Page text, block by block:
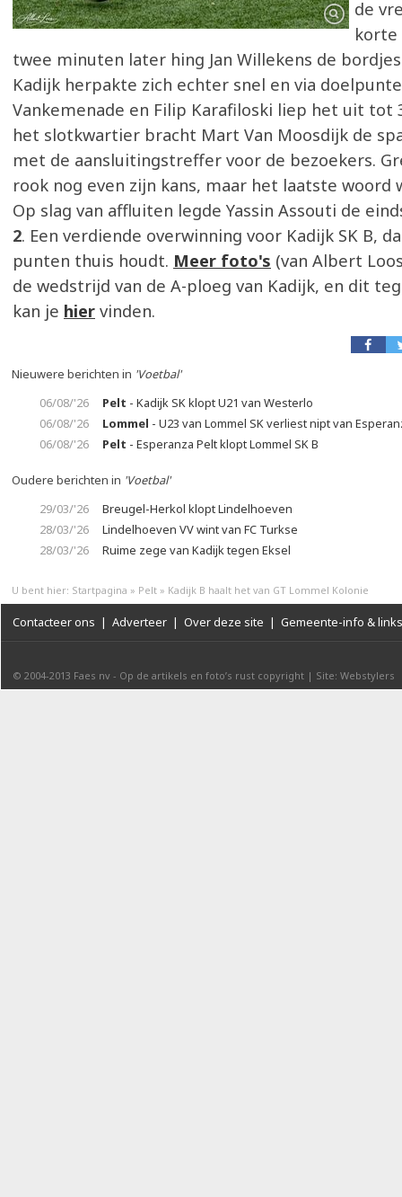
de
korte
twee minuten later hing Jan Willekens de
Kadijk herpakte zich echter snel en via
Vankemenade en Filip Karafiloski liep het uit tot
het slotkwartier bracht Mart Van Moosdijk de
met de aansluitingstreffer voor de bezoekers.
rook nog even zijn kans, maar het laatste woord
Op slag van affluiten legde Yassin Assouti de
2. Een verdiende overwinning voor Kadijk SK B,
punten thuis houdt. Meer foto's (van Albert
de wedstrijd van de A-ploeg van Kadijk, en dit
kan je hier vinden.
Nieuwere berichten in 'Voetbal'
06/08/'26
Pelt - Kadijk SK klopt U21 van Westerlo
06/08/'26
Lommel - U23 van Lommel SK verliest nipt van
06/08/'26
Pelt - Esperanza Pelt klopt Lommel SK B
Oudere berichten in 'Voetbal'
29/03/'26
Breugel-Herkol klopt Lindelhoeven
28/03/'26
Lindelhoeven VV wint van FC Turkse
28/03/'26
Ruime zege van Kadijk tegen Eksel
U bent hier: Startpagina » Pelt » Kadijk B haalt het van GT Lommel Kolonie
Contacteer ons | Adverteer | Over deze site | Gemeente-info & links
© 2004-2013 Faes nv - Op de artikels en foto’s rust copyright | Site: Webstylers